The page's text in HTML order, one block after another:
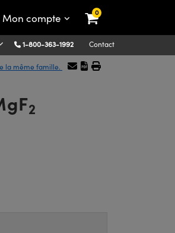
Mon compte 0
1-800-363-1992 Contact
la même famille.
2